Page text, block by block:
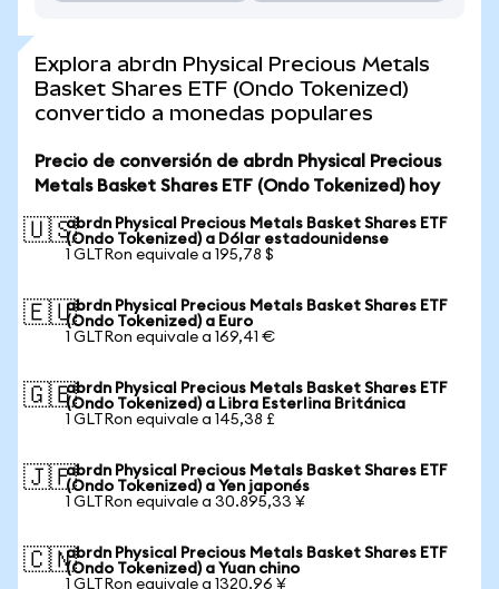
Explora abrdn Physical Precious Metals
Basket Shares ETF (Ondo Tokenized)
convertido a monedas populares
Precio de conversión de abrdn Physical Precious
Metals Basket Shares ETF (Ondo Tokenized) hoy
🇺🇸abrdn Physical Precious Metals Basket Shares ETF
(Ondo Tokenized) a Dólar estadounidense
1 GLTRon equivale a 195,78 $
🇪🇺abrdn Physical Precious Metals Basket Shares ETF
(Ondo Tokenized) a Euro
1 GLTRon equivale a 169,41 €
🇬🇧abrdn Physical Precious Metals Basket Shares ETF
(Ondo Tokenized) a Libra Esterlina Británica
1 GLTRon equivale a 145,38 £
🇯🇵abrdn Physical Precious Metals Basket Shares ETF
(Ondo Tokenized) a Yen japonés
1 GLTRon equivale a 30.895,33 ¥
🇨🇳abrdn Physical Precious Metals Basket Shares ETF
(Ondo Tokenized) a Yuan chino
1 GLTRon equivale a 1320,96 ¥